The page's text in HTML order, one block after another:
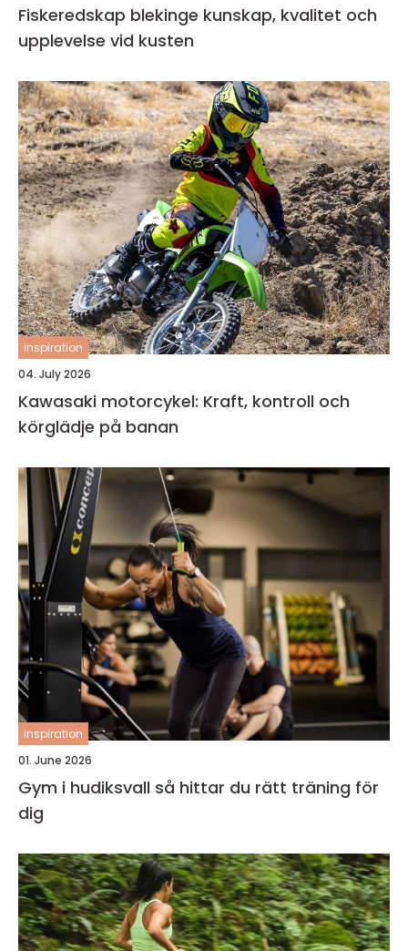
Fiskeredskap blekinge kunskap, kvalitet och
upplevelse vid kusten
inspiration
04. July 2026
Kawasaki motorcykel: Kraft, kontroll och
körglädje på banan
inspiration
01. June 2026
Gym i hudiksvall så hittar du rätt träning för
dig